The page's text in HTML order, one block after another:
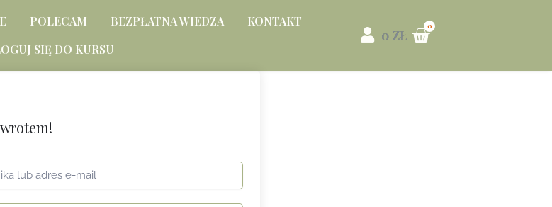
POLECAM BEZPŁATNA WIEDZA
KONTAKT
SIĘ DO KURSU
0 ZŁ